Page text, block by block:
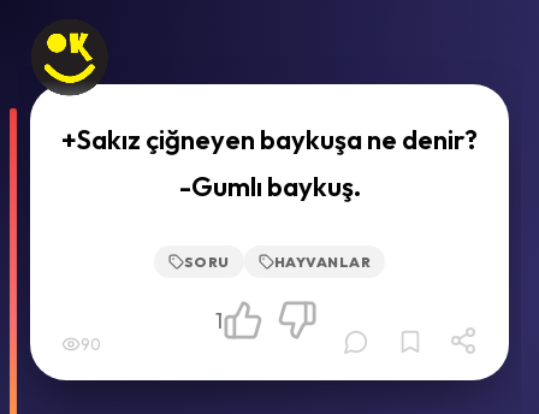
+Sakız çiğneyen baykuşa ne denir?
-Gumlı baykuş.
SORU HAYVANLAR
90
1